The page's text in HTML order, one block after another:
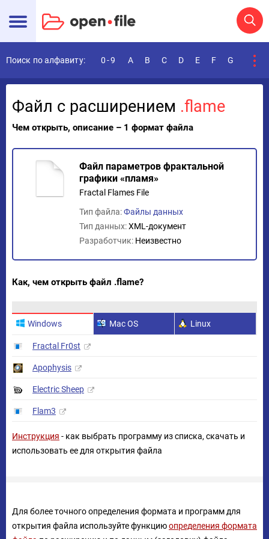
Поиск по алфавиту: 0-9 A B C D E F G
Файл с расширением .flame
Чем открыть, описание – 1 формат файла
Файл параметров фрактальной
графики «пламя»
Fractal Flames File
Тип файла:Файлы данных
Тип данных:XML-документ
Разработчик: Неизвестно
Как, чем открыть файл .flame?
Windows Mac OS Linux
Fractal Fr0st
Apophysis
Electric Sheep
Flam3
Инструкция - как выбрать программу из списка, скачать и
использовать ее для открытия файла
Для более точного определения формата и программ для
открытия файла используйте функциюопределения формата